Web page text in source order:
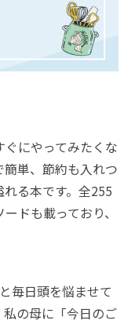
にやってみたくな
単、節約も入れつ
る本です。全255
ドも載っており、
毎日頭を悩ませて
の母に「今日のご